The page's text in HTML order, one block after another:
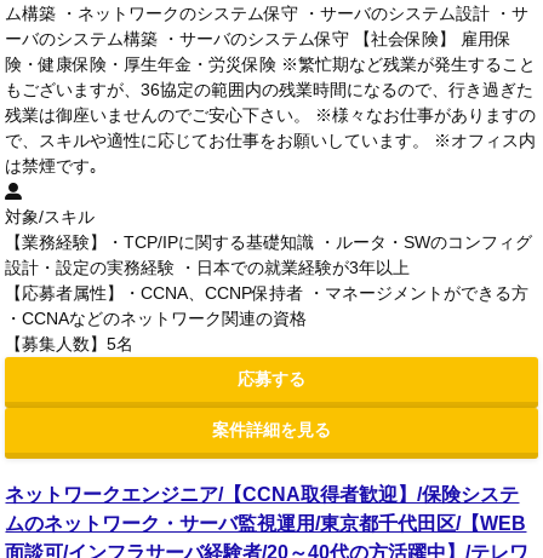
ム構築 ・ネットワークのシステム保守 ・サーバのシステム設計 ・サ
ーバのシステム構築 ・サーバのシステム保守 【社会保険】 雇用保
険・健康保険・厚生年金・労災保険 ※繁忙期など残業が発生すること
もございますが、36協定の範囲内の残業時間になるので、行き過ぎた
残業は御座いませんのでご安心下さい。 ※様々なお仕事がありますの
で、スキルや適性に応じてお仕事をお願いしています。 ※オフィス内
は禁煙です｡
対象/スキル
【業務経験】・TCP/IPに関する基礎知識 ・ルータ・SWのコンフィグ
設計・設定の実務経験 ・日本での就業経験が3年以上
【応募者属性】・CCNA、CCNP保持者 ・マネージメントができる方
・CCNAなどのネットワーク関連の資格
【募集人数】5名
応募する
案件詳細を見る
ネットワークエンジニア/【CCNA取得者歓迎】/保険システ
ムのネットワーク・サーバ監視運用/東京都千代田区/【WEB
面談可/インフラサーバ経験者/20～40代の方活躍中】/テレワ